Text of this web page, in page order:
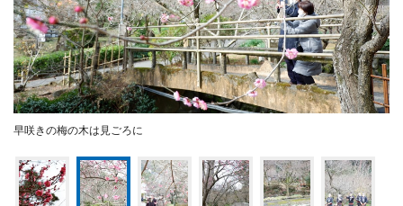
早咲きの梅の木は見ごろに